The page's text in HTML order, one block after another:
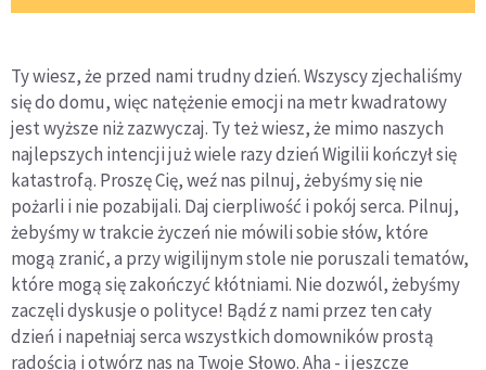
Ty wiesz, że przed nami trudny dzień. Wszyscy zjechaliśmy
się do domu, więc natężenie emocji na metr kwadratowy
jest wyższe niż zazwyczaj. Ty też wiesz, że mimo naszych
najlepszych intencji już wiele razy dzień Wigilii kończył się
katastrofą. Proszę Cię, weź nas pilnuj, żebyśmy się nie
pożarli i nie pozabijali. Daj cierpliwość i pokój serca. Pilnuj,
żebyśmy w trakcie życzeń nie mówili sobie słów, które
mogą zranić, a przy wigilijnym stole nie poruszali tematów,
które mogą się zakończyć kłótniami. Nie dozwól, żebyśmy
zaczęli dyskusje o polityce! Bądź z nami przez ten cały
dzień i napełniaj serca wszystkich domowników prostą
radością i otwórz nas na Twoje Słowo. Aha - i jeszcze